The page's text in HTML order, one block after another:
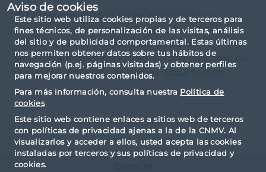
Aviso de cookies
Este sitio web utiliza cookies propias y de terceros para
fines técnicos, de personalización de las visitas, análisis
del sitio y de publicidad comportamental. Estas últimas
nos permiten obtener datos sobre tus hábitos de
navegación (p.ej. páginas visitadas) y obtener perfiles
para mejorar nuestros contenidos.
Para más información, consulta nuestra Política de
cookies
Este sitio web contiene enlaces a sitios web de terceros
con políticas de privacidad ajenas a la de la CNMV. Al
visualizarlos y acceder a ellos, usted acepta las cookies
instaladas por terceros y sus políticas de privacidad y
cookies.
(*) La responsabilidad sobre el contenido y
veracidad del Folleto y DFI corresponde
exclusivamente a la sociedad gestora, o al
vehículo autogestionado en su caso. La CNMV no
verifica el contenido de dichos documentos.